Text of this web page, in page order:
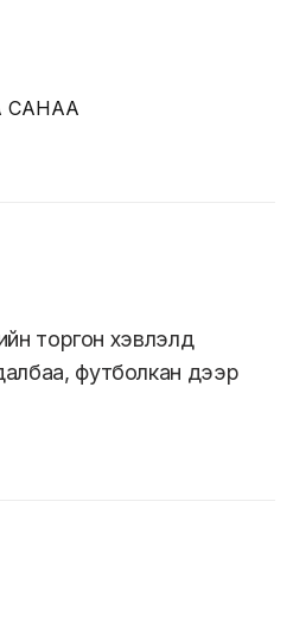
САНАА
торгон хэвлэлд
футболкан дээр